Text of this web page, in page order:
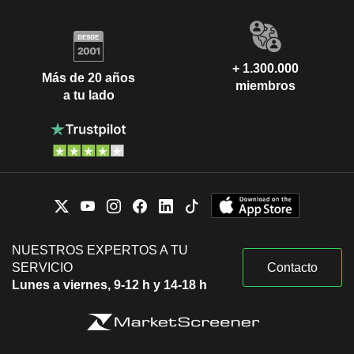
Más de 20 años
a tu lado
+ 1.300.000
miembros
NUESTROS EXPERTOS A TU
SERVICIO
Lunes a viernes, 9-12 h y 14-18 h
Contacto